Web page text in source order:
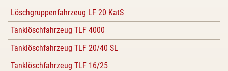
Löschgruppenfahrzeug LF 20 KatS
Tanklöschfahrzeug TLF 4000
Tanklöschfahrzeug TLF 20/40 SL
Tanklöschfahrzeug TLF 16/25